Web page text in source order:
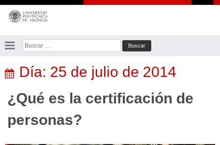
Saltar
contenido
Buscar:
Día: 25 de julio de 2014
¿Qué es la certificación de
personas?